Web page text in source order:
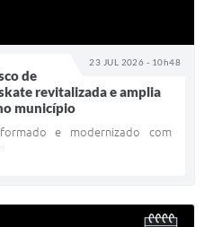
23 JUL 2026 - 10h48
de
revitalizada e amplia
município
e modernizado com